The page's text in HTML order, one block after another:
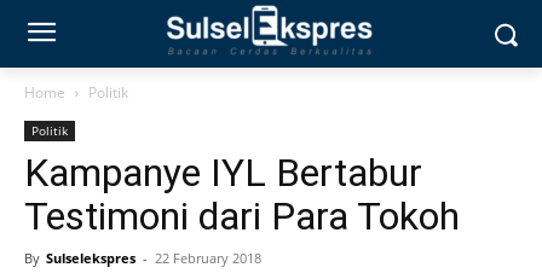
Home Politik
Politik
Kampanye IYL Bertabur
Testimoni dari Para Tokoh
By Sulselekspres - 22 February 2018